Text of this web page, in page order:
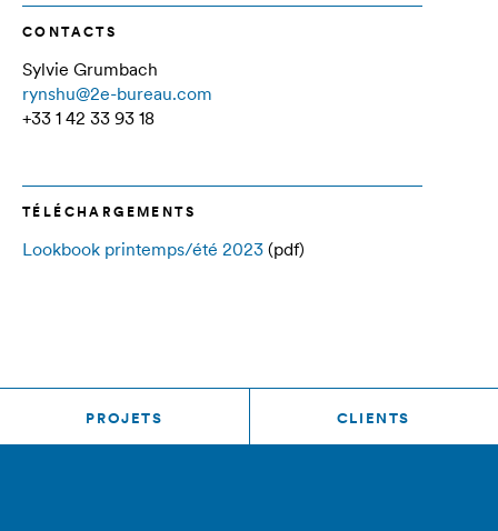
CONTACTS
Sylvie Grumbach
rynshu@2e-bureau.com
+33 1 42 33 93 18
TÉLÉCHARGEMENTS
Lookbook printemps/été 2023 (pdf)
PROJETS CLIENTS